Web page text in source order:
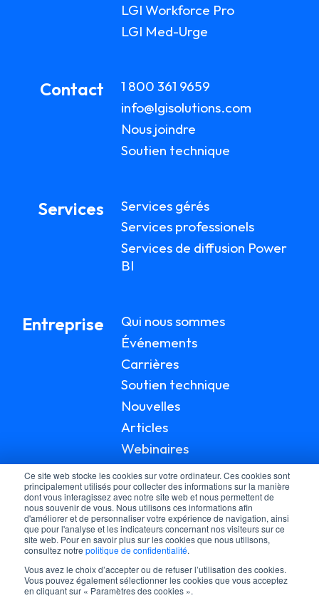
Ce site web stocke les cookies sur votre ordinateur. Ces cookies sont
principalement utilisés pour collecter des informations sur la manière
dont vous interagissez avec notre site web et nous permettent de
nous souvenir de vous. Nous utilisons ces informations afin
d'améliorer et de personnaliser votre expérience de navigation, ainsi
que pour l'analyse et les indicateurs concernant nos visiteurs sur ce
site web. Pour en savoir plus sur les cookies que nous utilisons,
consultez notre politique de confidentialité.
Vous avez le choix d’accepter ou de refuser l’utilisation des cookies.
Vous pouvez également sélectionner les cookies que vous acceptez
en cliquant sur « Paramètres des cookies ».
LGI Workforce Pro
LGI Med-Urge
Contact
1 800 361 9659
info@lgisolutions.com
Nous joindre
Soutien technique
Services
Services gérés
Services professionels
Services de diffusion Power
BI
Entreprise
Qui nous sommes
Événements
Carrières
Soutien technique
Nouvelles
Articles
Webinaires
Documentation